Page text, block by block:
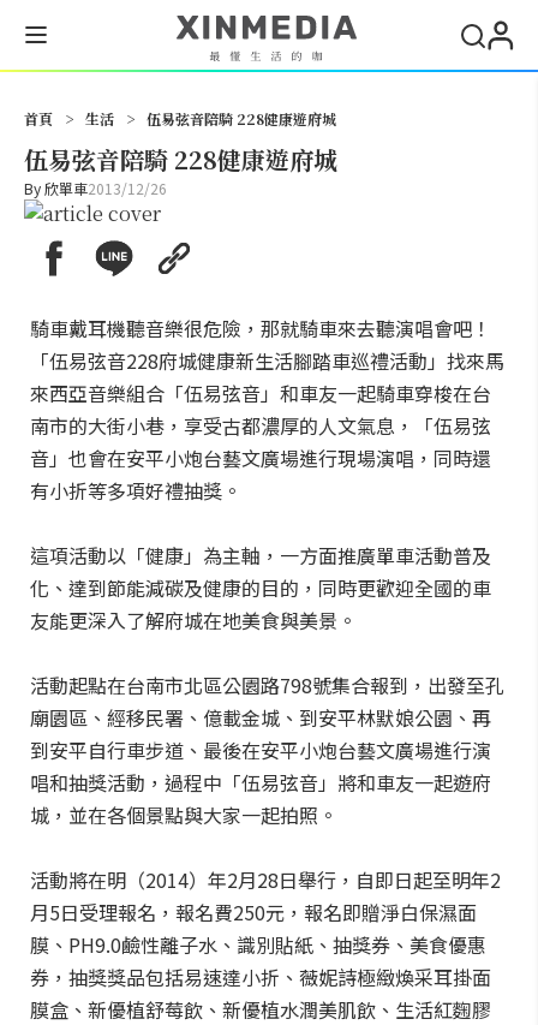
首頁 > 生活 > 伍易弦音陪騎 228健康遊府城
伍易弦音陪騎 228健康遊府城
By欣單車2013/12/26
騎車戴耳機聽音樂很危險，那就騎車來去聽演唱會吧！
「伍易弦音228府城健康新生活腳踏車巡禮活動」找來馬
來西亞音樂組合「伍易弦音」和車友一起騎車穿梭在台
南市的大街小巷，享受古都濃厚的人文氣息，「伍易弦
音」也會在安平小炮台藝文廣場進行現場演唱，同時還
有小折等多項好禮抽獎。
這項活動以「健康」為主軸，一方面推廣單車活動普及
化、達到節能減碳及健康的目的，同時更歡迎全國的車
友能更深入了解府城在地美食與美景。
活動起點在台南市北區公園路798號集合報到，出發至孔
廟園區、經移民署、億載金城、到安平林默娘公園、再
到安平自行車步道、最後在安平小炮台藝文廣場進行演
唱和抽獎活動，過程中「伍易弦音」將和車友一起遊府
城，並在各個景點與大家一起拍照。
活動將在明（2014）年2月28日舉行，自即日起至明年2
月5日受理報名，報名費250元，報名即贈淨白保濕面
膜、PH9.0鹼性離子水、識別貼紙、抽獎券、美食優惠
券，抽獎獎品包括易速達小折、薇妮詩極緻煥采耳掛面
膜盒、新優植舒莓飲、新優植水潤美肌飲、生活紅麴膠